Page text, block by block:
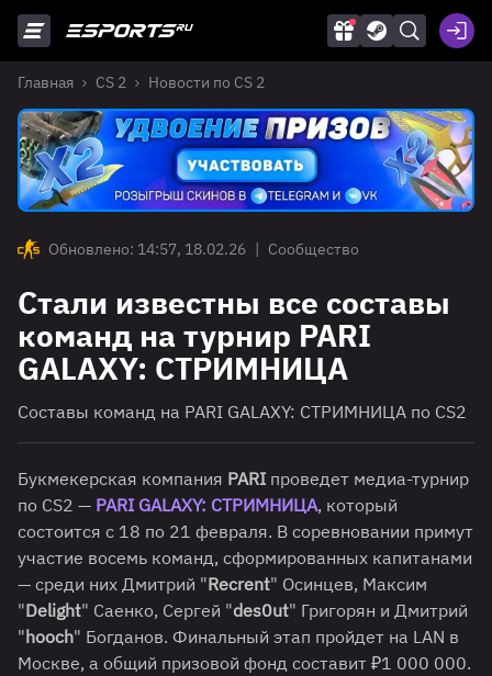
Главная CS 2 Новости по CS 2
Обновлено: 14:57, 18.02.26 | Сообщество
Стали известны все составы
команд на турнир PARI
GALAXY: СТРИМНИЦА
Составы команд на PARI GALAXY: СТРИМНИЦА по CS2
Букмекерская компания PARI проведет медиа-турнир
по CS2 — PARI GALAXY: СТРИМНИЦА, который
состоится с 18 по 21 февраля. В соревновании примут
участие восемь команд, сформированных капитанами
— среди них Дмитрий "Recrent" Осинцев, Максим
"Delight" Саенко, Сергей "des0ut" Григорян и Дмитрий
"hooch" Богданов. Финальный этап пройдет на LAN в
Москве, а общий призовой фонд составит ₽1 000 000.